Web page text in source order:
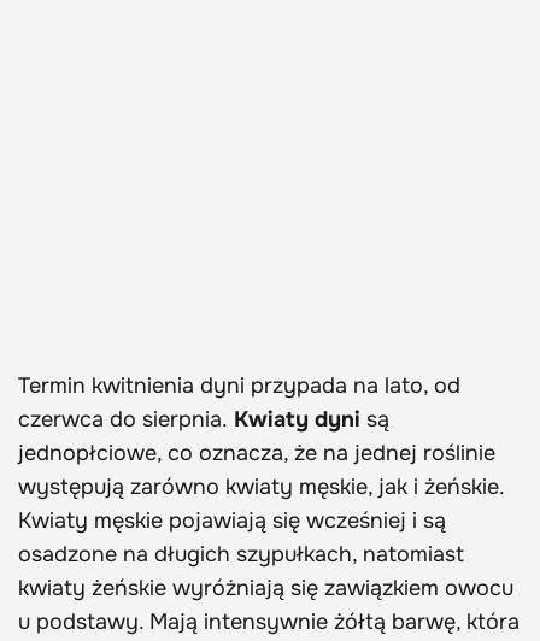
Termin kwitnienia dyni przypada na lato, od
czerwca do sierpnia. Kwiaty dyni są
jednopłciowe, co oznacza, że na jednej roślinie
występują zarówno kwiaty męskie, jak i żeńskie.
Kwiaty męskie pojawiają się wcześniej i są
osadzone na długich szypułkach, natomiast
kwiaty żeńskie wyróżniają się zawiązkiem owocu
u podstawy. Mają intensywnie żółtą barwę, która